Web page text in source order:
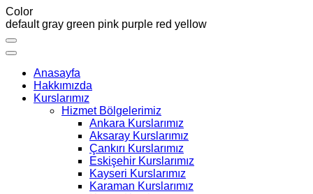
Color
default gray green pink purple red yellow
Anasayfa
Hakkımızda
Kurslarımız
Hizmet Bölgelerimiz
Ankara Kurslarımız
Aksaray Kurslarımız
Çankırı Kurslarımız
Eskişehir Kurslarımız
Kayseri Kurslarımız
Karaman Kurslarımız